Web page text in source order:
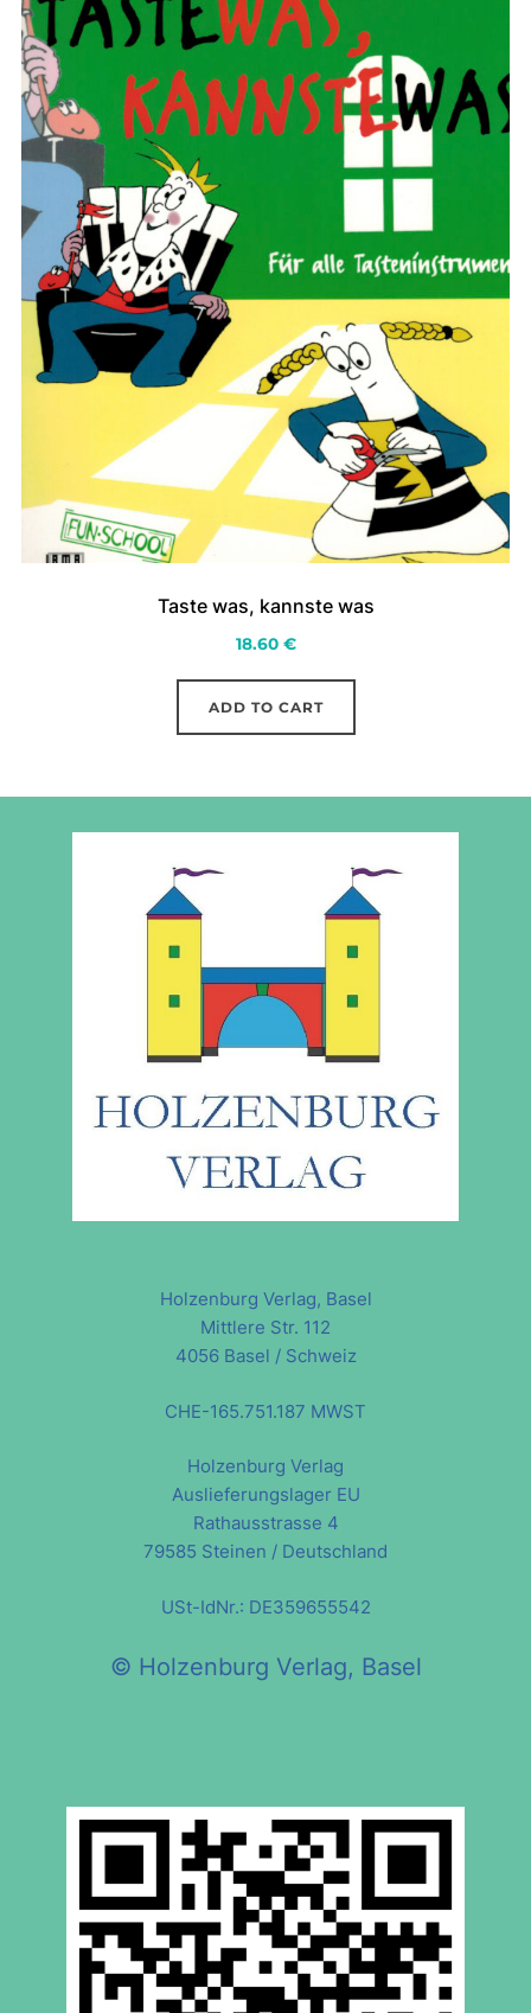
Taste was, kannste was
18.60 €
ADD TO CART
Holzenburg Verlag, Basel
Mittlere Str. 112
4056 Basel / Schweiz
CHE-165.751.187 MWST
Holzenburg Verlag
Auslieferungslager EU
Rathausstrasse 4
79585 Steinen / Deutschland
USt-IdNr.: DE359655542
© Holzenburg Verlag, Basel